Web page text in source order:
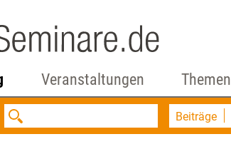
Veranstaltungen Themen
Beiträge